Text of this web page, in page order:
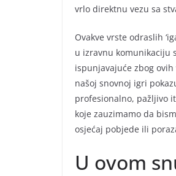
vrlo direktnu vezu sa
Ovakve vrste odraslih
u izravnu komunikaciju
ispunjavajuće zbog
našoj snovnoj igri
profesionalno, pažljivo
koje zauzimamo da
osjećaj pobjede ili
U ovom